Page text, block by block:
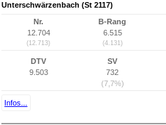
Unterschwärzenbach (St 2117)
Nr.
12.704
(12.713)
B-Rang
6.515
(4.131)
DTV
9.503
SV
732
(7,7%)
Infos...